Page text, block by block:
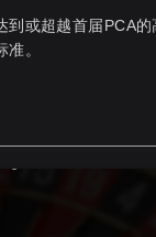
或超越首届PCA的
。